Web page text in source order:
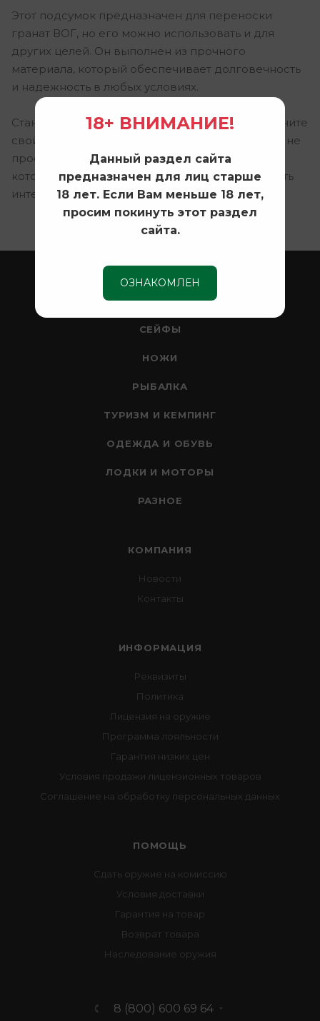
Этот подсумок предназначен для переноски
гранат ВОГ, но его можно использовать и для
других целей. Он выполнен из прочного
материала, который обеспечивает долговечность
и надежность в любых условиях.
Станьте обладателем части истории и подчеркните
свой стиль с помощью
. Это не
просто аксессуар, а настоящий символ эпохи,
который будет привлекать внимание и вызывать
интерес.
ОПТИКА
СЕЙФЫ
НОЖИ
РЫБАЛКА
ТУРИЗМ И КЕМПИНГ
ОДЕЖДА И ОБУВЬ
ЛОДКИ И МОТОРЫ
РАЗНОЕ
КОМПАНИЯ
Новости
Контакты
ИНФОРМАЦИЯ
Реквизиты
Политика
Лицензия на оружие
Программа лояльности
Гарантия низких цен
Условия продажи лицензионных товаров
Соглашение на обработку персональных данных
ПОМОЩЬ
Сдать оружие на комиссию
Условия доставки
Гарантия на товар
Возврат товара
Наследование оружия
8 (800) 600 69 64
18+ ВНИМАНИЕ!
Данный раздел сайта
предназначен для лиц старше
18 лет. Если Вам меньше 18 лет,
просим покинуть этот раздел
сайта.
ОЗНАКОМЛЕН